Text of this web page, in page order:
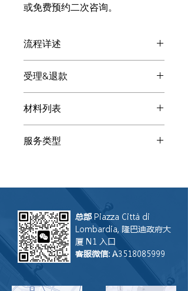
或免费预约二次咨询。
流程详述
信号会显现，请扫码添加。请发送下述
基本材料提高沟通效率和质量。客服会
将您指向专业顾问（律师、会计、公证
师、税顾、译员...）
受理&退款
多种解决方案。您自由选择是否让LGS
联合律师事务所处理。如果我们受理，
咨询费可用来抵消总成本。如果您听了
方案后让其他事务所受理，LGS 只会保
能完成操作，LGS联合律师事务所乐意
材料列表
料：相关人身份证/居留/护照+居留
服务类型
总部 Piazza Città di
Lombardia, 隆巴迪政府大
厦 N1 入口
客服微信: A3518085999